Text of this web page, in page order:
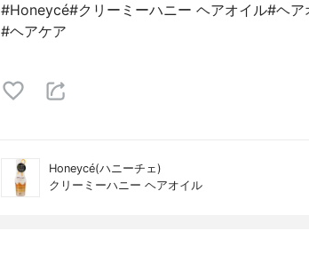
#Honeycé#クリーミーハニー ヘアオイル#ヘ
#ヘアケア
Honeycé(ハニーチェ)
クリーミーハニー ヘアオイル